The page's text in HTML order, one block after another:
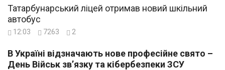
Татарбунарський ліцей отримав новий шкільний
автобус
12:03 7263 2
В Україні відзначають нове професійне свято –
День Військ зв’язку та кібербезпеки ЗСУ